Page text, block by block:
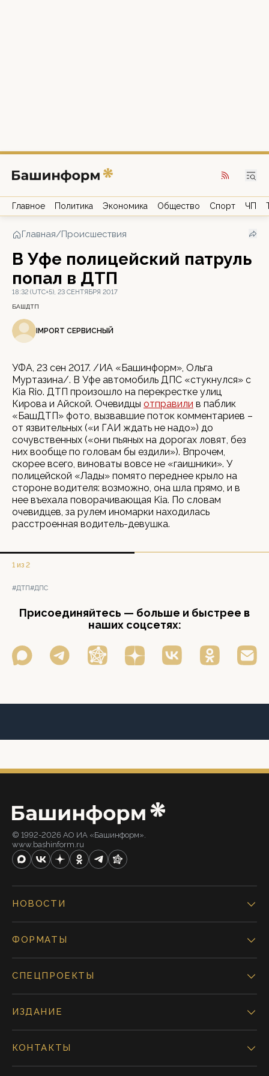
Главное Политика Экономика Общество Спорт ЧП
Главная/Происшествия
В Уфе полицейский патруль
попал в ДТП
18:32 (UTC+5), 23 СЕНТЯБРЯ 2017
БАШДТП
IMPORT СЕРВИСНЫЙ
УФА, 23 сен 2017. /ИА «Башинформ», Ольга
Муртазина/. В Уфе автомобиль ДПС «стукнулся» с
Kia Rio. ДТП произошло на перекрестке улиц
Кирова и Айской. Очевидцы отправили в паблик
«БашДТП» фото, вызвавшие поток комментариев –
от язвительных («и ГАИ ждать не надо») до
сочувственных («они пьяных на дорогах ловят, без
них вообще по головам бы ездили»). Впрочем,
скорее всего, виноваты вовсе не «гаишники». У
полицейской «Лады» помято переднее крыло на
стороне водителя: возможно, она шла прямо, и в
нее въехала поворачивающая Kia. По словам
очевидцев, за рулем иномарки находилась
расстроенная водитель-девушка.
1 из 2
#ДТП#ДПС
Присоединяйтесь — больше и быстрее в
наших соцсетях:
© 1992-2026 АО ИА «Башинформ».
www.bashinform.ru
НОВОСТИ
ФОРМАТЫ
СПЕЦПРОЕКТЫ
ИЗДАНИЕ
КОНТАКТЫ